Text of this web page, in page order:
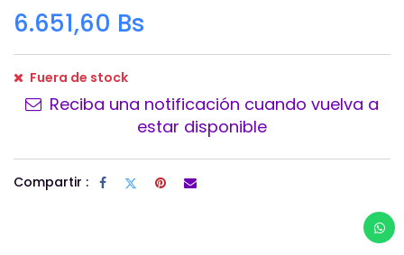
6.651,60 Bs
Fuera de stock
Reciba una notificación cuando vuelva a
estar disponible
Compartir :